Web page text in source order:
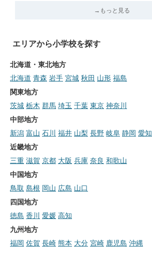
→もっと見る
エリアから小学校を探す
北海道・東北地方
北海道 青森 岩手 宮城 秋田 山形 福島
関東地方
茨城 栃木 群馬 埼玉 千葉 東京 神奈川
中部地方
新潟 富山 石川 福井 山梨 長野 岐阜 静岡 愛知
近畿地方
三重 滋賀 京都 大阪 兵庫 奈良 和歌山
中国地方
鳥取 島根 岡山 広島 山口
四国地方
徳島 香川 愛媛 高知
九州地方
福岡 佐賀 長崎 熊本 大分 宮崎 鹿児島 沖縄